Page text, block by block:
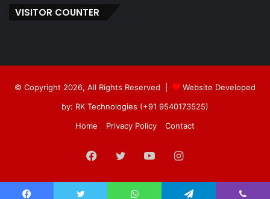
VISITOR COUNTER
© Copyright 2026, All Rights Reserved |
Website Developed
by: RK Technologies (+91 9540173525)
Home
Privacy Policy Contact
Facebook
TwitterYouTubeInstagram